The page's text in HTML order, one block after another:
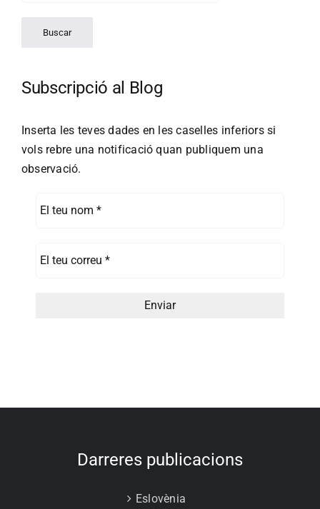
Subscripció al Blog
Inserta les teves dades en les caselles inferiors si
vols rebre una notificació quan publiquem una
observació.
Darreres publicacions
Eslovènia